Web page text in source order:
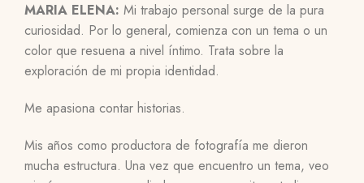
MARIA ELENA: Mi trabajo personal surge de la pura
curiosidad. Por lo general, comienza con un tema o un
color que resuena a nivel íntimo. Trata sobre la
exploración de mi propia identidad.
Me apasiona contar historias.
Mis años como productora de fotografía me dieron
mucha estructura. Una vez que encuentro un tema, veo